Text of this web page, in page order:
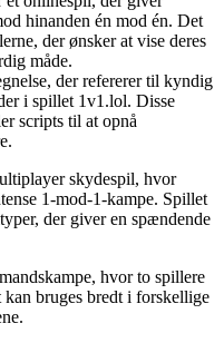
hinanden én mod én. Det
der ønsker at vise deres
måde.
der refererer til kyndig
i spillet 1v1.lol. Disse
scripts til at opnå
skydespil, hvor
1-mod-1-kampe. Spillet
der giver en spændende
hvor to spillere
bruges bredt i forskellige